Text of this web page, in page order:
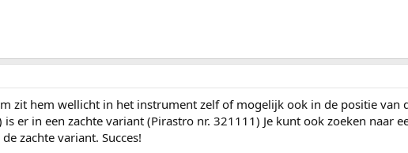
zit hem wellicht in het instrument zelf of mogelijk ook in de positie
er in een zachte variant (Pirastro nr. 321111) Je kunt ook zoeken naar
zachte variant. Succes!